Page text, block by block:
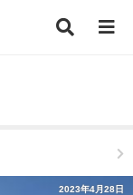
2023年4月28日